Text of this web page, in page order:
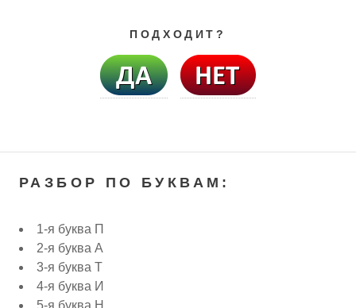
ПОДХОДИТ?
РАЗБОР ПО БУКВАМ:
1-я буква П
2-я буква А
3-я буква Т
4-я буква И